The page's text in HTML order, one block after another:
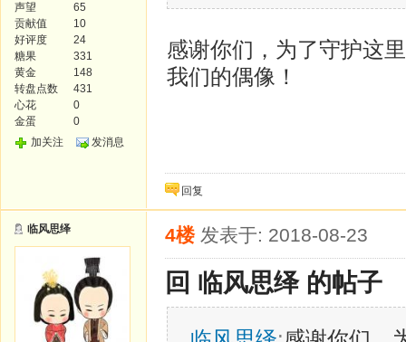
声望
65
贡献值
10
好评度
24
糖果
331
黄金
148
转盘点数
431
心花
0
金蛋
0
加关注
发消息
感谢你们，为了守护这
我们的偶像！
回复
临风思绎 4楼 发表于: 2018-08-23
回 临风思绎 的帖子